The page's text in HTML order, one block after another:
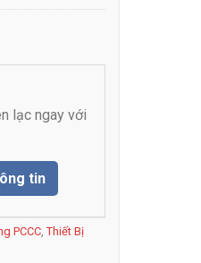
lạc ngay với
tin
PCCC, Thiết Bị